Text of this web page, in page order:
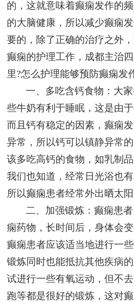
的，这就意味着癫痫发作的
的大脑健康，所以减少癫痫
要的，除了正确的治疗之外
癫痫的护理工作，成都主治
里?怎么护理能够预防癫痫发
一、多吃含钙食物：大
些牛奶有利于睡眠，这是由
而且钙有稳定的因素，癫痫
异常，所以钙可以镇静异常
该多吃高钙的食物，如乳制品
我们也知道，经常日光浴也
所以癫痫患者经常外出晒太阳
二、加强锻炼：癫痫患
痫药物，长时间后，身体会
癫痫患者应该适当地进行一
锻炼同时也能抵抗其他疾病
试进行一些有氧运动，但不
跑等都是很好的锻炼，这对